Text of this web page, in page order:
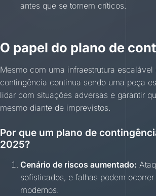
antes que se tornem críticos.
O papel do plano de
Mesmo com uma infraestrutura
contingência continua sendo uma peça
lidar com situações adversas e garantir
mesmo diante de imprevistos.
Por que um plano de
2025?
Cenário de riscos aumentado:
sofisticados, e falhas podem
modernos.